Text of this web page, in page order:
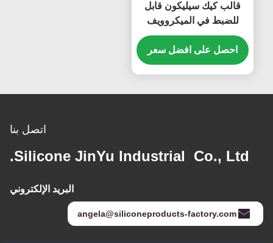
قالب كيك سيليكون قابل
للضبط في الميكروويف
عديم الرائحة
احصل على افضل سعر
اتصل بنا
Silicone JinYu Industrial Co., Ltd.
البريد الإلكتروني
angela@siliconeproducts-factory.com